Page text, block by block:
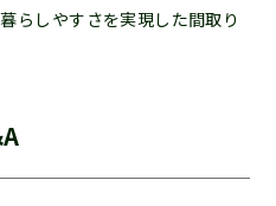
らしやすさを実現した間取り